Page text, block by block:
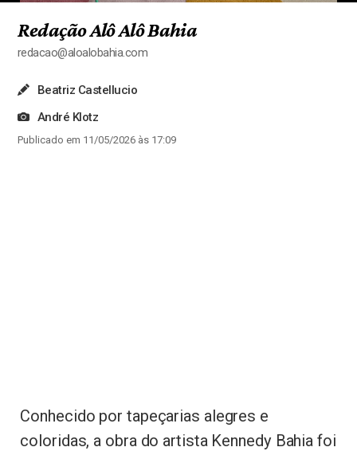
Redação Alô Alô Bahia
redacao@aloalobahia.com
Beatriz Castellucio
André Klotz
Publicado em 11/05/2026 às 17:09
Conhecido por tapeçarias alegres e
coloridas, a obra do artista Kennedy Bahia foi